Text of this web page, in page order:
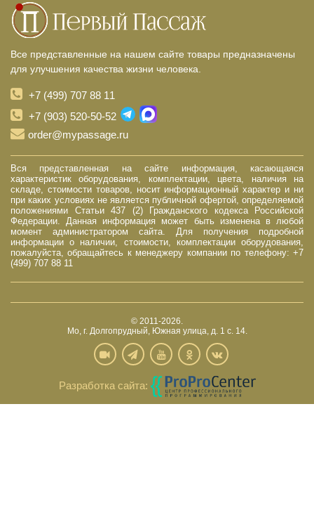
Все представленные на нашем сайте товары предназначены
для улучшения качества жизни человека.
+7 (499) 707 88 11
+7 (903) 520-50-52
order@mypassage.ru
Вся представленная на сайте информация, касающаяся
характеристик оборудования, комплектации, цвета, наличия на
складе, стоимости товаров, носит информационный характер и ни
при каких условиях не является публичной офертой, определяемой
положениями Статьи 437 (2) Гражданского кодекса Российской
Федерации. Данная информация может быть изменена в любой
момент администратором сайта. Для получения подробной
информации о наличии, стоимости, комплектации оборудования,
пожалуйста, обращайтесь к менеджеру компании по телефону: +7
(499) 707 88 11
© 2011-2026.
Мо, г. Долгопрудный, Южная улица, д. 1 с. 14.
Разработка сайта: